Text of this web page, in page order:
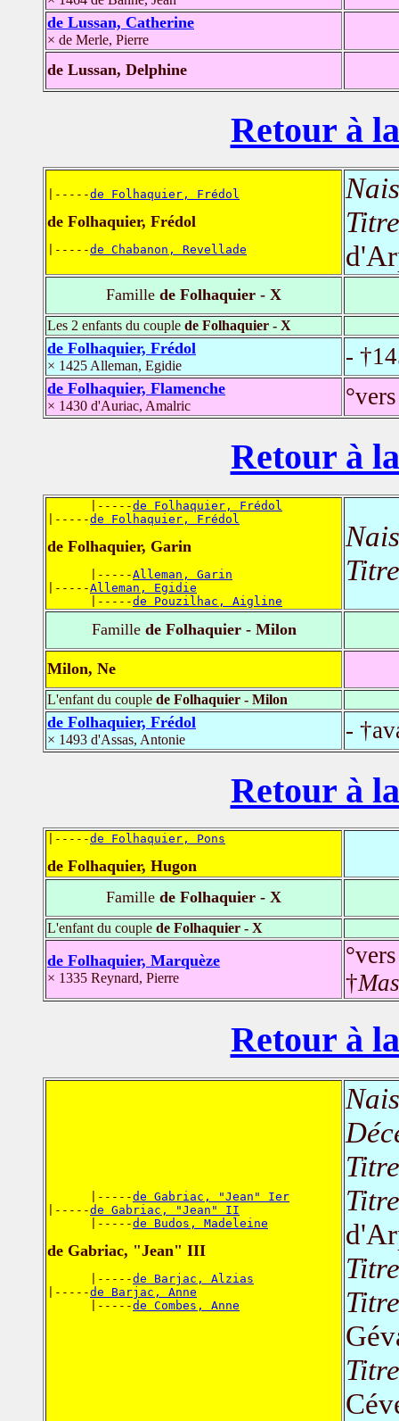
de Lussan, Catherine
× de Merle, Pierre
de Lussan, Delphine
Retour à
|-----de Folhaquier, Frédol
de Folhaquier, Frédol
|-----de Chabanon, Revellade
Famille de Folhaquier - X
Les 2 enfants du couple de Folhaquier - X
de Folhaquier, Frédol
× 1425 Alleman, Egidie -
de Folhaquier, Flamenche
× 1430 d'Auriac, Amalric
Retour à
      |-----
de Folhaquier, Frédol
|-----de Folhaquier, Frédol
de Folhaquier, Garin
      |-----
Alleman, Garin
|-----Alleman, Egidie
      |-----
de Pouzilhac, Aigline
Famillede Folhaquier - Milon
Milon, Ne
L'enfant du couple de Folhaquier - Milon
de Folhaquier, Frédol
× 1493 d'Assas, Antonie -
Retour à
|-----de Folhaquier, Pons
de Folhaquier, Hugon
Famille de Folhaquier - X
L'enfant du couple de Folhaquier - X
de Folhaquier, Marquèze
× 1335 Reynard, Pierre
†
Retour à
      |-----
de Gabriac, "Jean" Ier
|-----de Gabriac, "Jean" II
      |-----
de Budos, Madeleine
de Gabriac, "Jean" III
      |-----
de Barjac, Alzias
|-----de Barjac, Anne
      |-----
de Combes, Anne